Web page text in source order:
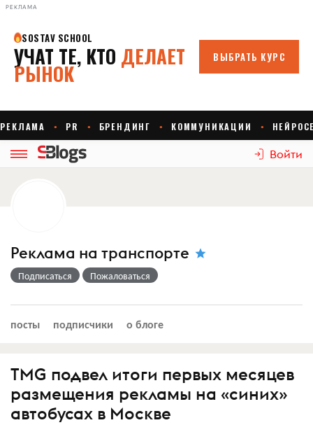
РЕКЛАМА
Войти
Реклама на транспорте
Подписаться Пожаловаться
посты подписчики о блоге
TMG подвел итоги первых месяцев
размещения рекламы на «синих»
автобусах в Москве